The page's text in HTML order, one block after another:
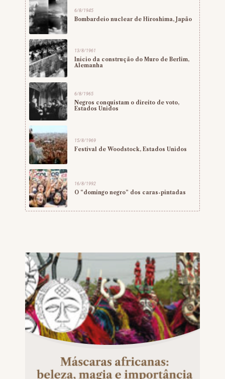
6/8/1945
Bombardeio nuclear de Hiroshima, Japão
13/8/1961
Início da construção do Muro de Berlim,
Alemanha
6/8/1965
Negros conquistam o direito de voto,
Estados Unidos
15/8/1969
Festival de Woodstock, Estados Unidos
16/8/1992
O “domingo negro” dos caras-pintadas